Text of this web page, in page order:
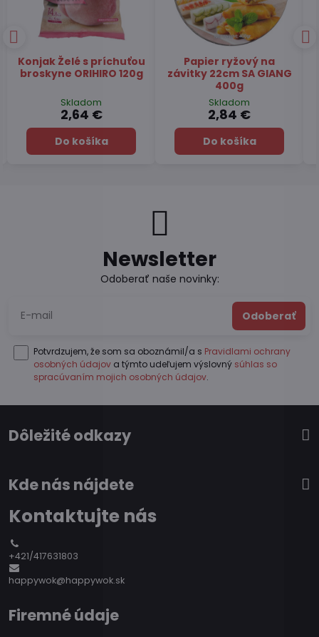
Čaj Matcha Yuzu
TSUBOICHI 5x10g
Skladom
7,45 €
Do košíka
Čaj zelený pražený
Hojicha latte TSUBOICHI
100g
Skladom
6,49 €
Do košíka
Newsletter
Odoberať naše novinky:
Odoberať
Potvrdzujem, že som sa oboznámil/a s Pravidlami ochrany
osobných údajov a týmto udeľujem výslovný súhlas so
spracúvaním mojich osobných údajov.
Dôležité odkazy
Kde nás nájdete
Kontaktujte nás
+421/417631803
happywok@happywok.sk
Firemné údaje